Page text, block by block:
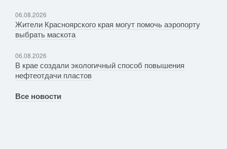
06.08.2026
Жители Красноярского края могут помочь аэропорту
выбрать маскота
06.08.2026
В крае создали экологичный способ повышения
нефтеотдачи пластов
Все новости